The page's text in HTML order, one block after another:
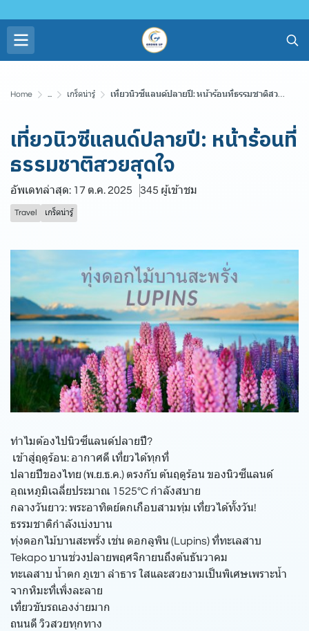
Home ... เกร็ดน่ารู้ เที่ยวนิวซีแลนด์ปลายปี: หน้าร้อนที่ธรรมชาติสวยสุดใจ
เที่ยวนิวซีแลนด์ปลายปี: หน้าร้อนที่
ธรรมชาติสวยสุดใจ
อัพเดทล่าสุด: 17 ต.ค. 2025 345 ผู้เข้าชม
Travel เกร็ดน่ารู้
ทำไมต้องไปนิวซีแลนด์ปลายปี?
️ เข้าสู่ฤดูร้อน: อากาศดี เที่ยวได้ทุกที่
ปลายปีของไทย (พ.ย.ธ.ค.) ตรงกับ ต้นฤดูร้อน ของนิวซีแลนด์
อุณหภูมิเฉลี่ยประมาณ 1525°C กำลังสบาย
กลางวันยาว: พระอาทิตย์ตกเกือบสามทุ่ม เที่ยวได้ทั้งวัน!
ธรรมชาติกำลังเบ่งบาน
ทุ่งดอกไม้บานสะพรั่ง เช่น ดอกลูพิน (Lupins) ที่ทะเลสาบ
Tekapo บานช่วงปลายพฤศจิกายนถึงต้นธันวาคม
ทะเลสาบ น้ำตก ภูเขา ลำธาร ใสและสวยงามเป็นพิเศษเพราะน้ำ
จากหิมะที่เพิ่งละลาย
เที่ยวขับรถเองง่ายมาก
ถนนดี วิวสวยทุกทาง